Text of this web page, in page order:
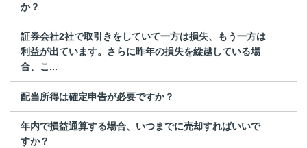
か？
証券会社2社で取引きをしていて一方は損失、もう一方は
利益が出ています。さらに昨年の損失を繰越している場
合、こ...
配当所得は確定申告が必要ですか？
年内で損益通算する場合、いつまでに売却すればいいで
すか？